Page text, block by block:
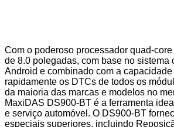
Com o poderoso processador quad-
de 8.0 polegadas, com base no sistema
Android e combinado com a
rapidamente os DTCs de todos os
da maioria das marcas e modelos no
MaxiDAS DS900-BT é a ferramenta
e serviço automóvel. O DS900-BT
especiais superiores, incluindo